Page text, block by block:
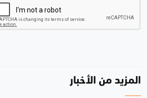
المزيد من الأخبار